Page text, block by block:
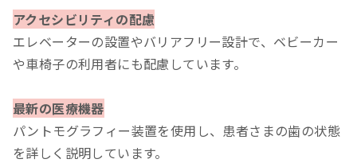
アクセシビリティの配慮
エレベーターの設置やバリアフリー設計で、ベビーカー
や車椅子の利用者にも配慮しています。
最新の医療機器
パントモグラフィー装置を使用し、患者さまの歯の状態
を詳しく説明しています。